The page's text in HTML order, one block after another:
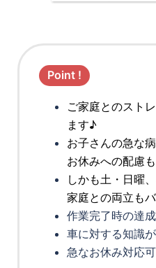
Point !
ご家庭とのスト
ます♪
お子さんの急な
お休みへの配慮も
しかも土・日曜
家庭との両立も
作業完了時の達成
車に対する知識が
急なお休み対応可